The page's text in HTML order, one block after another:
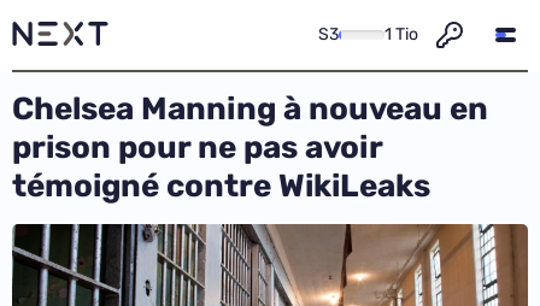
S3 1 Tio
Chelsea Manning à nouveau en
prison pour ne pas avoir
témoigné contre WikiLeaks